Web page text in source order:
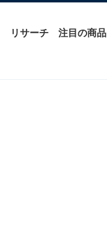
リサーチ 注目の商品